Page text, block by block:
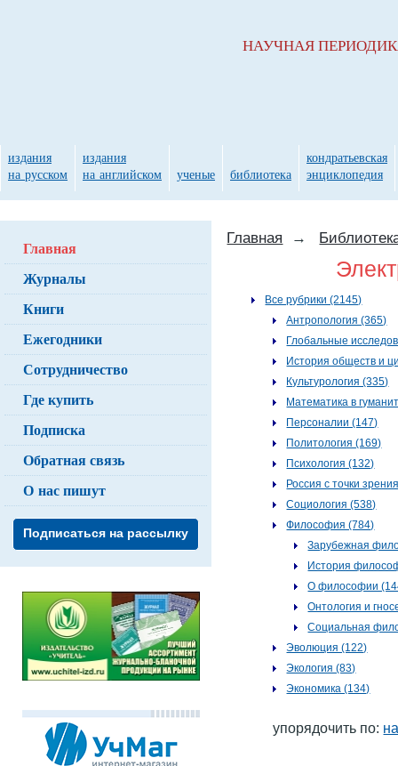
Главная →
Все рубрики (2145)
Антропология (365)
Глобальные
История обществ и
Культурология (335)
Математика в
Персоналии (147)
Политология (169)
Психология (132)
Россия с точки
Социология (538)
Философия (784)
Зарубежная
История
О философии
Онтология и
Социальная
Эволюция (122)
Экология (83)
Экономика (134)
упорядочить по:
Главная
Журналы
Книги
Ежегодники
Сотрудничество
Где купить
Подписка
Обратная связь
О нас пишут
Подписаться на рассылку
НАУЧНАЯ
издания
на русском
издания
на английском
ученые библиотека
кондратьевская
энциклопедия